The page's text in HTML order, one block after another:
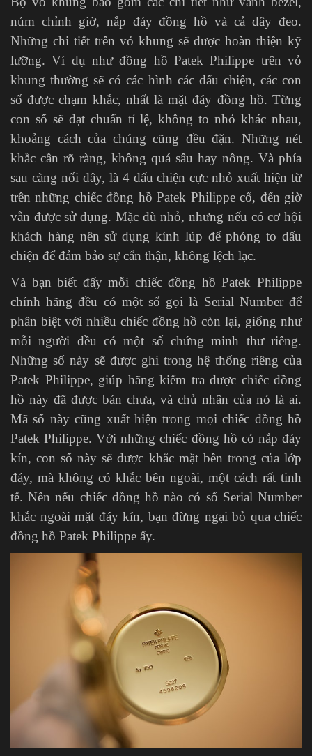
núm chỉnh giờ, nắp đáy đồng hồ và cả dây đeo.
Những chi tiết trên vỏ khung sẽ được hoàn thiện kỹ
lưỡng. Ví dụ như đồng hồ Patek Philippe trên vỏ
khung thường sẽ có các hình các dấu chiện, các con
số được chạm khắc, nhất là mặt đáy đồng hồ. Từng
con số sẽ đạt chuẩn tỉ lệ, không to nhỏ khác nhau,
khoảng cách của chúng cũng đều đặn. Những nét
khắc cần rõ ràng, không quá sâu hay nông. Và phía
sau càng nối dây, là 4 dấu chiện cực nhỏ xuất hiện từ
trên những chiếc đồng hồ Patek Philippe cổ, đến giờ
vẫn được sử dụng. Mặc dù nhỏ, nhưng nếu có cơ hội
khách hàng nên sử dụng kính lúp để phóng to dấu
chiện để đảm bảo sự cẩn thận, không lệch lạc.
Và bạn biết đấy mỗi chiếc đồng hồ Patek Philippe
chính hãng đều có một số gọi là Serial Number để
phân biệt với nhiều chiếc đồng hồ còn lại, giống như
mỗi người đều có một số chứng minh thư riêng.
Những số này sẽ được ghi trong hệ thống riêng của
Patek Philippe, giúp hãng kiểm tra được chiếc đồng
hồ này đã được bán chưa, và chủ nhân của nó là ai.
Mã số này cũng xuất hiện trong mọi chiếc đồng hồ
Patek Philippe. Với những chiếc đồng hồ có nắp đáy
kín, con số này sẽ được khắc mặt bên trong của lớp
đáy, mà không có khắc bên ngoài, một cách rất tinh
tế. Nên nếu chiếc đồng hồ nào có số Serial Number
khắc ngoài mặt đáy kín, bạn đừng ngại bỏ qua chiếc
đồng hồ Patek Philippe ấy.